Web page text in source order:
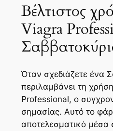
Βέλτιστος
Viagra
Όταν σχεδιάζετε ένα
περιλαμβάνει τη
Professional, ο
σημασίας. Αυτό το
αποτελεσματικό